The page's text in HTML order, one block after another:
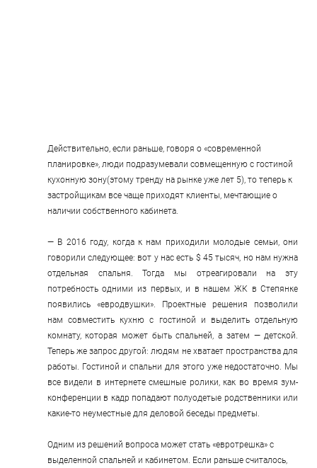
Действительно, если раньше, говоря о «современной
планировке», люди подразумевали совмещенную с гостиной
кухонную зону(этому тренду на рынке уже лет 5), то теперь к
застройщикам все чаще приходят клиенты, мечтающие о
наличии собственного кабинета.
— В 2016 году, когда к нам приходили молодые семьи, они
говорили следующее: вот у нас есть $ 45 тысяч, но нам нужна
отдельная спальня. Тогда мы отреагировали на эту
потребность одними из первых, и в нашем ЖК в Степянке
появились «евродвушки». Проектные решения позволили
нам совместить кухню с гостиной и выделить отдельную
комнату, которая может быть спальней, а затем — детской.
Теперь же запрос другой: людям не хватает пространства для
работы. Гостиной и спальни для этого уже недостаточно. Мы
все видели в интернете смешные ролики, как во время зум-
конференции в кадр попадают полуодетые родственники или
какие-то неуместные для деловой беседы предметы.
Одним из решений вопроса может стать «евротрешка» с
выделенной спальней и кабинетом. Если раньше считалось,